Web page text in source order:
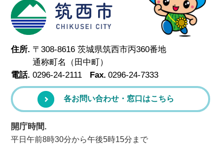
筑西市
住所. 〒308-8616 茨城県筑西市丙360番地
通称町名（田中町）
電話. 0296-24-2111 Fax. 0296-24-7333
各お問い合わせ・窓口はこちら
開庁時間.
平日午前8時30分から午後5時15分まで